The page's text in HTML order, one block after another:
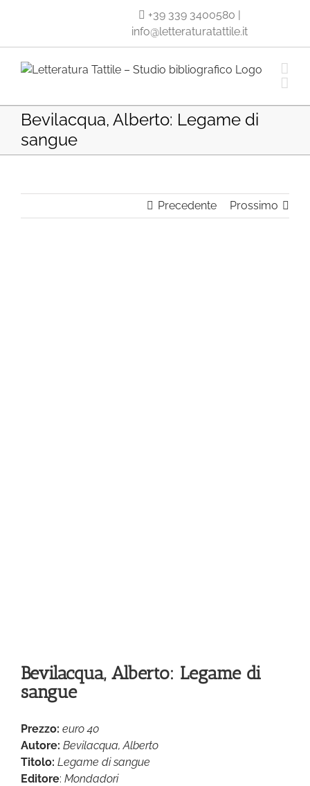
+39 339 3400580 |
info@letteraturatattile.it
Bevilacqua, Alberto: Legame di
sangue
Precedente Prossimo
Bevilacqua, Alberto: Legame di
sangue
Prezzo: euro 40
Autore: Bevilacqua, Alberto
Titolo: Legame di sangue
Editore: Mondadori